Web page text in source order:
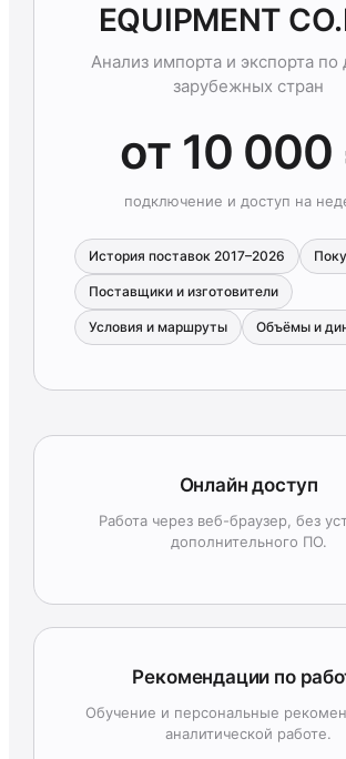
EQUIPMENT
Анализ импорта и экспорта
зарубежных стран
от 10
подключение и доступ на
История поставок 2017–2026
Поставщики и изготовители
Условия и маршруты Объёмы и
Онлайн доступ
Работа через веб-браузер, без
дополнительного ПО.
Рекомендации по
Обучение и персональные
аналитической работе.